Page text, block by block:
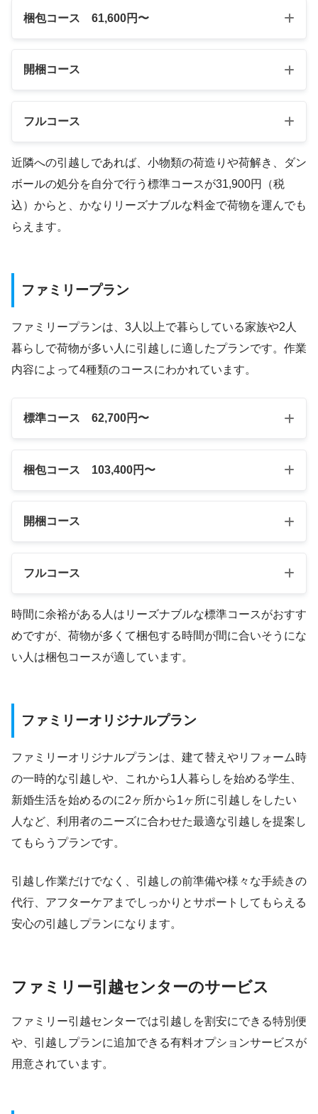
梱包コース 61,600円〜
開梱コース
フルコース
近隣への引越しであれば、小物類の荷造りや荷解き、ダン
ボールの処分を自分で行う標準コースが31,900円（税
込）からと、かなりリーズナブルな料金で荷物を運んでも
らえます。
ファミリープラン
ファミリープランは、3人以上で暮らしている家族や2人
暮らしで荷物が多い人に引越しに適したプランです。作業
内容によって4種類のコースにわかれています。
標準コース 62,700円〜
梱包コース 103,400円〜
開梱コース
フルコース
時間に余裕がある人はリーズナブルな標準コースがおすす
めですが、荷物が多くて梱包する時間が間に合いそうにな
い人は梱包コースが適しています。
ファミリーオリジナルプラン
ファミリーオリジナルプランは、建て替えやリフォーム時
の一時的な引越しや、これから1人暮らしを始める学生、
新婚生活を始めるのに2ヶ所から1ヶ所に引越しをしたい
人など、利用者のニーズに合わせた最適な引越しを提案し
てもらうプランです。
引越し作業だけでなく、引越しの前準備や様々な手続きの
代行、アフターケアまでしっかりとサポートしてもらえる
安心の引越しプランになります。
ファミリー引越センターのサービス
ファミリー引越センターでは引越しを割安にできる特別便
や、引越しプランに追加できる有料オプションサービスが
用意されています。